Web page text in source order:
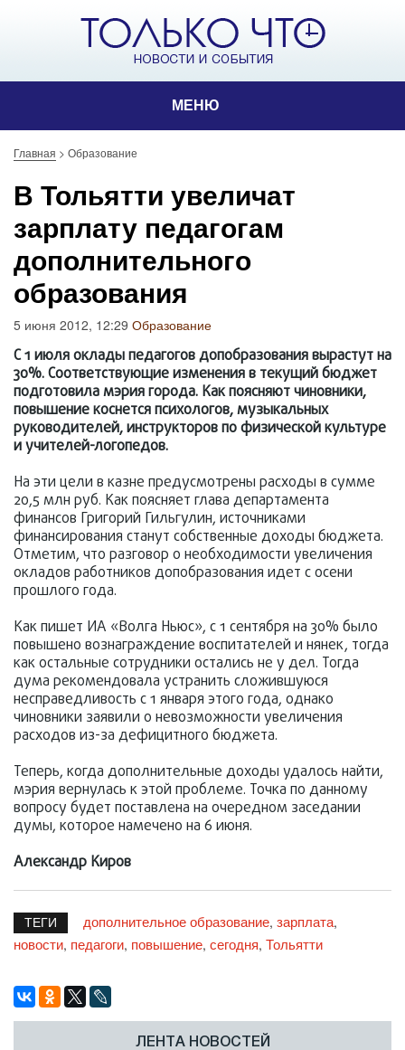
МЕНЮ
Главная > Образование
В Тольятти увеличат
зарплату педагогам
дополнительного
образования
5 июня 2012, 12:29 Образование
С 1 июля оклады педагогов допобразования вырастут на
30%. Соответствующие изменения в текущий бюджет
подготовила мэрия города. Как поясняют чиновники,
повышение коснется психологов, музыкальных
руководителей, инструкторов по физической культуре
и учителей-логопедов.
На эти цели в казне предусмотрены расходы в сумме
20,5 млн руб. Как поясняет глава департамента
финансов Григорий Гильгулин, источниками
финансирования станут собственные доходы бюджета.
Отметим, что разговор о необходимости увеличения
окладов работников допобразования идет с осени
прошлого года.
Как пишет ИА «Волга Ньюс», с 1 сентября на 30% было
повышено вознаграждение воспитателей и нянек, тогда
как остальные сотрудники остались не у дел. Тогда
дума рекомендовала устранить сложившуюся
несправедливость с 1 января этого года, однако
чиновники заявили о невозможности увеличения
расходов из-за дефицитного бюджета.
Теперь, когда дополнительные доходы удалось найти,
мэрия вернулась к этой проблеме. Точка по данному
вопросу будет поставлена на очередном заседании
думы, которое намечено на 6 июня.
Александр Киров
ТЕГИ дополнительное образование, зарплата,
новости, педагоги, повышение, сегодня, Тольятти
ЛЕНТА НОВОСТЕЙ